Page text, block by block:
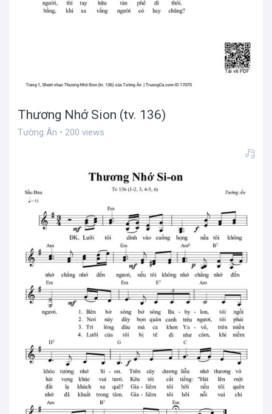
Thương Nhớ Sion (tv. 136)
Tường Ân • 200 views